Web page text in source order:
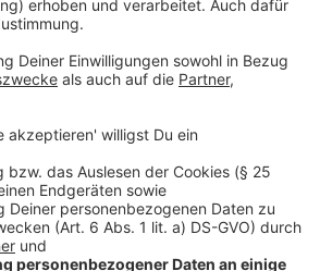
von OneRepublic
benötigen Ihre
um den YouTube
Service zu laden!